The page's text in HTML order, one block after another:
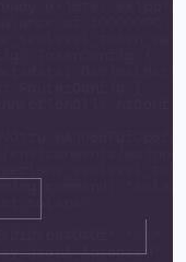
command:
"-k"
"program"